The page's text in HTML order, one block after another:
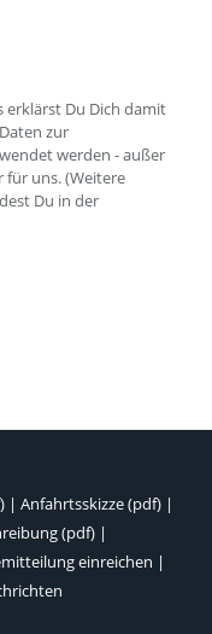
erklärst Du Dich damit
zur
werden - außer
für uns. (Weitere
Du in der
| Anfahrtsskizze (pdf) |
(pdf) |
einreichen |